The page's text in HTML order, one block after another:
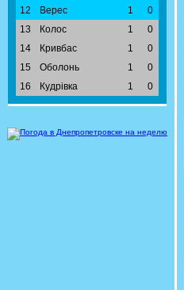
12
Верес 1
0
13
Колос 1
0
14
Кривбас 1
0
15
Оболонь 1
0
16
Кудрівка 1 0